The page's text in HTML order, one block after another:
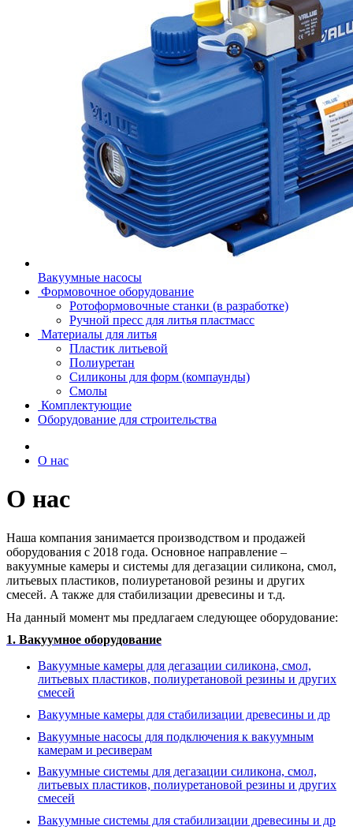
Вакуумные насосы
Формовочное оборудование
Ротоформовочные станки (в разработке)
Ручной пресс для литья пластмасс
Материалы для литья
Пластик литьевой
Полиуретан
Силиконы для форм (компаунды)
Смолы
Комплектующие
Оборудование для строительства
О нас
О нас
Наша компания занимается производством и продажей
оборудования с 2018 года. Основное направление –
вакуумные камеры и системы для дегазации силикона, смол,
литьевых пластиков, полиуретановой резины и других
смесей. А также для стабилизации древесины и т.д.
На данный момент мы предлагаем следующее оборудование:
1. Вакуумное оборудование
Вакуумные камеры для дегазации силикона, смол,
литьевых пластиков, полиуретановой резины и других
смесей
Вакуумные камеры для стабилизации древесины и др
Вакуумные насосы для подключения к вакуумным
камерам и ресиверам
Вакуумные системы для дегазации силикона, смол,
литьевых пластиков, полиуретановой резины и других
смесей
Вакуумные системы для стабилизации древесины и др